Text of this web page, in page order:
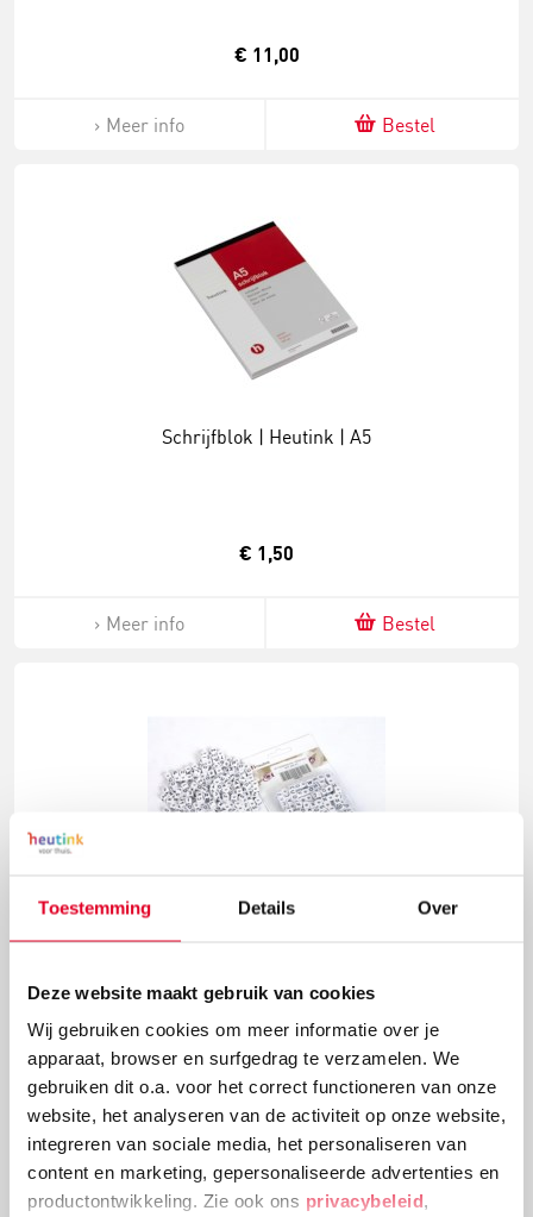
Toestemming Details Over
Deze website maakt gebruik van cookies
Wij gebruiken cookies om meer informatie over je
apparaat, browser en surfgedrag te verzamelen. We
gebruiken dit o.a. voor het correct functioneren van onze
website, het analyseren van de activiteit op onze website,
integreren van sociale media, het personaliseren van
content en marketing, gepersonaliseerde advertenties en
productontwikkeling. Zie ook ons privacybeleid,
€ 11,00
Meer info Bestel
Schrijfblok | Heutink | A5
€ 1,50
Meer info Bestel
Letterkralen | Wit met extra groot gat | 200 stuks
€ 9,40
Meer info Bestel